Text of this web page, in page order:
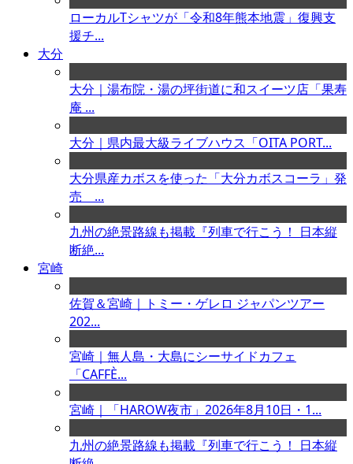
ローカルTシャツが「令和8年熊本地震」復興支
援チ...
大分
大分｜湯布院・湯の坪街道に和スイーツ店「果寿
庵 ...
大分｜県内最大級ライブハウス「OITA PORT...
大分県産カボスを使った「大分カボスコーラ」発
売 ...
九州の絶景路線も掲載『列車で行こう！ 日本縦
断絶...
宮崎
佐賀＆宮崎｜トミー・ゲレロ ジャパンツアー
202...
宮崎｜無人島・大島にシーサイドカフェ
「CAFFÈ...
宮崎｜「HAROW夜市」2026年8月10日・1...
九州の絶景路線も掲載『列車で行こう！ 日本縦